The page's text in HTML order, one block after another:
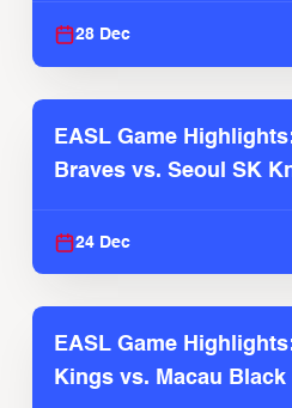
28 Dec
EASL Game
Braves vs. Seoul SK
24 Dec
EASL Game
Kings vs. Macau